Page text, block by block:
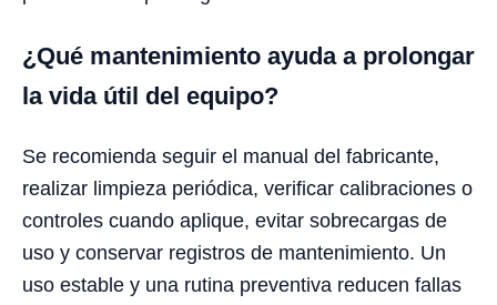
¿Qué mantenimiento ayuda a prolongar
la vida útil del equipo?
Se recomienda seguir el manual del fabricante,
realizar limpieza periódica, verificar calibraciones o
controles cuando aplique, evitar sobrecargas de
uso y conservar registros de mantenimiento. Un
uso estable y una rutina preventiva reducen fallas